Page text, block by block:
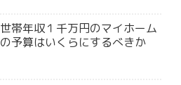
世帯年収１千万円のマイホーム
の予算はいくらにするべきか